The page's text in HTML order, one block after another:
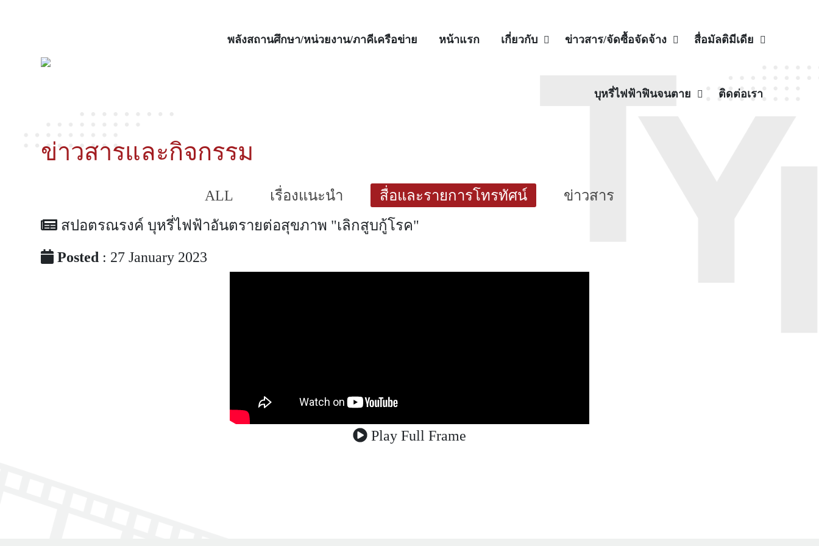
พลังสถานศึกษา/หน่วยงาน/ภาคีเครือข่าย หน้าแรก เกี่ยวกับ ข่าวสาร/จัดซื้อจัดจ้าง สื่อมัลติมีเดีย
บุหรี่ไฟฟ้าฟินจนตาย ติดต่อเรา
ข่าวสารและกิจกรรม
ALL เรื่องแนะนำ สื่อและรายการโทรทัศน์
ข่าวสาร
สปอตรณรงค์ บุหรี่ไฟฟ้าอันตรายต่อสุขภาพ "เลิกสูบกู้โรค"
Posted : 27 January 2023
Play Full Frame